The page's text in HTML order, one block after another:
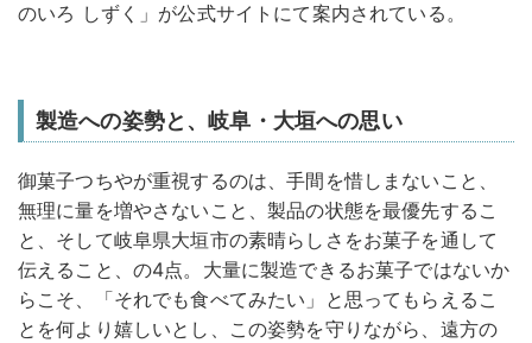
のいろ しずく」が公式サイトにて案内されている。
製造への姿勢と、岐阜・大垣への思い
御菓子つちやが重視するのは、手間を惜しまないこと、
無理に量を増やさないこと、製品の状態を最優先するこ
と、そして岐阜県大垣市の素晴らしさをお菓子を通して
伝えること、の4点。大量に製造できるお菓子ではないか
らこそ、「それでも食べてみたい」と思ってもらえるこ
とを何より嬉しいとし、この姿勢を守りながら、遠方の